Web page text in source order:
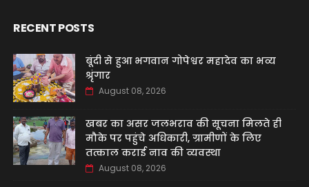
RECENT POSTS
बूंदी से हुआ भगवान गोपेश्वर महादेव का भव्य
श्रृंगार
August 08, 2026
खबर का असर जलभराव की सूचना मिलते ही
मौके पर पहुंचे अधिकारी, ग्रामीणों के लिए
तत्काल कराई नाव की व्यवस्था
August 08, 2026